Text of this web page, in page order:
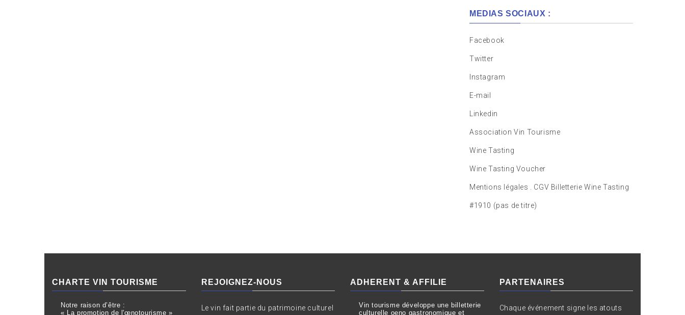
MEDIAS SOCIAUX :
Facebook
Twitter
Instagram
E-mail
Linkedin
Association Vin Tourisme
Wine Tasting
Wine Tasting Voucher
Mentions légales . CGV Billetterie Wine Tasting
#1910 (pas de titre)
CHARTE VIN TOURISME
Notre raison d’être :
« La promotion de l'œnotourisme »
REJOIGNEZ-NOUS
Le vin fait partie du patrimoine culturel
ADHERENT & AFFILIE
Vin tourisme développe une billetterie
culturelle oeno gastronomique et
PARTENAIRES
Chaque événement signe les atouts